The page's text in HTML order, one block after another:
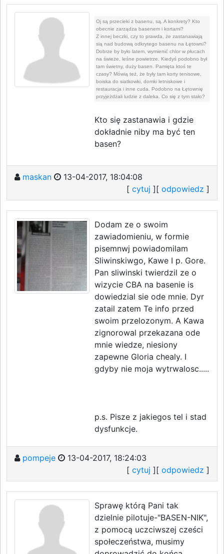
Oj są przecieki z basenu, są. A konkrety? Kto
obecnie zarządza basenem i kortami?
Z innej beczki, czy to prawda, że zastanawiają
sią nad budową odkrytego basenu na Łętowni?
Dobrze by było latem, wymienić chlor w płucach
na świeże, leśne powietrze. Kiedyś podobno był
tam świetny, duży basen. Pamięta ktoś te
czasy? Mówią też, że były tam korty tenisowe,
boiska do siatkowki, domki letniskowe i
restauracja i inne cuda. Podobno na Łętownię
przyjeżdżali ludzie z daleka. Co się z tym stało?
Kto się zastanawia i gdzie
dokładnie niby ma być ten
basen?
maskan
13-04-2017, 18:04:08
[ cytuj ][ odpowiedz ]
Dodam ze o swoim
zawiadomieniu, w formie
pisemnwj powiadomilam
Sliwinskiwgo, Kawe I p. Gore.
Pan sliwinski twierdzil ze o
wizycie CBA na basenie is
dowiedzial sie ode mnie. Dyr
zatail zatem Te info przed
swoim przelozonym. A Kawa
zignorowal przekazana ode
mnie wiedze, niesiony
zapewne Gloria chealy. I
gdyby nie moja wytrwalosc.....
p.s. Pisze z jakiegos tel i stad
dysfunkcje.
pompeje
13-04-2017, 18:24:03
[ cytuj ][ odpowiedz ]
Sprawę którą Pani tak
dzielnie pilotuje-"BASEN-NIK",
z pomocą uczciwszej cześci
społeczeństwa, musimy